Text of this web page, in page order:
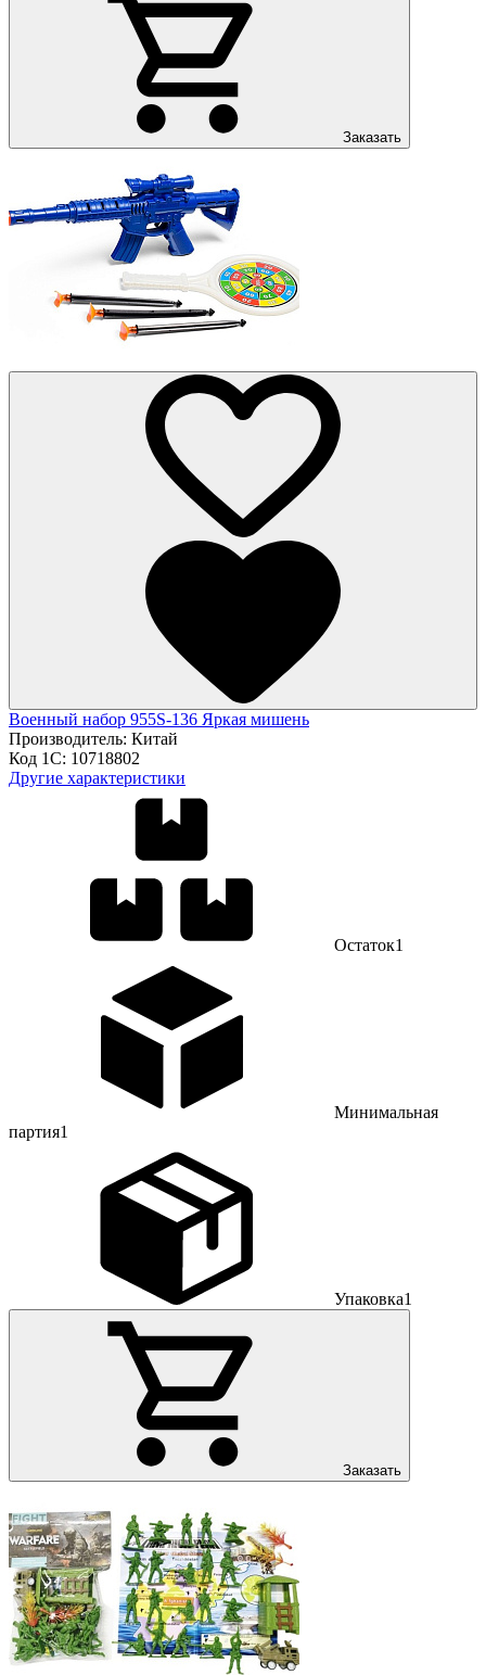
Заказать
Военный набор 955S-136 Яркая мишень
Производитель: Китай
Код 1С: 10718802
Другие характеристики
Остаток1
Минимальная
партия1
Упаковка1
Заказать